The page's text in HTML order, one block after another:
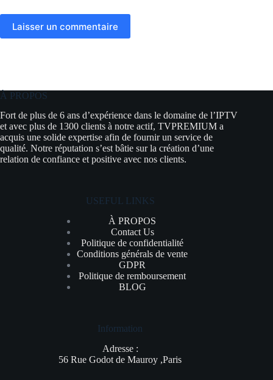
Laisser un commentaire
À PROPOS
Fort de plus de 6 ans d’expérience dans le domaine de l’IPTV
et avec plus de 1300 clients à notre actif, TVPREMIUM a
acquis une solide expertise afin de fournir un service de
qualité. Notre réputation s’est bâtie sur la création d’une
relation de confiance et positive avec nos clients.
USEFUL LINKS
À PROPOS
Contact Us
Politique de confidentialité
Conditions générals de vente
GDPR
Politique de remboursement
BLOG
Information
Adresse :
56 Rue Godot de Mauroy ,Paris